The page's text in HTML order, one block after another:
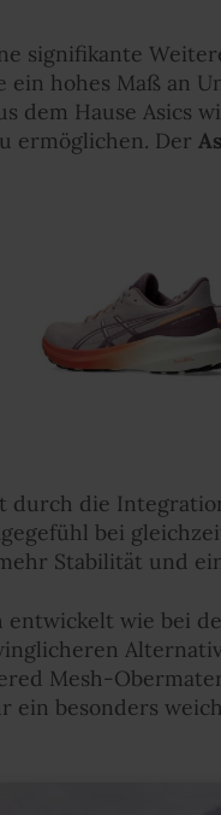
signifikante
ein hohes Maß an
dem Hause Asics
ermöglichen. Der
durch die
bei
Stabilität und
entwickelt wie bei
Mesh-
besonders